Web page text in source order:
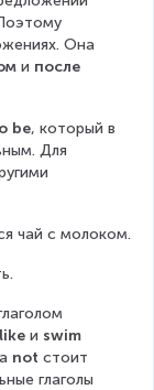
Она
и после
be, который в
Для
чай с молоком.
like и swim
not стоит
глаголы